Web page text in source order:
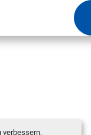
verbessern,